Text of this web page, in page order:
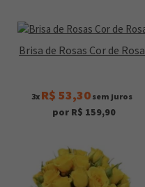
Brisa de Rosas Cor de Rosa
3x R$ 53,30 sem juros
por R$ 159,90